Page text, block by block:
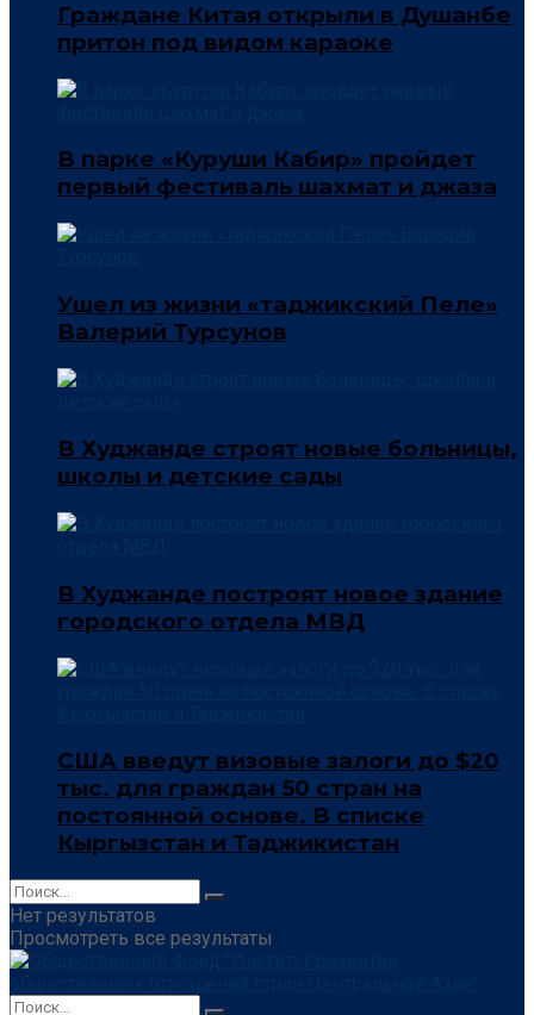
Граждане Китая открыли в Душанбе
притон под видом караоке
В парке «Куруши Кабир» пройдет
первый фестиваль шахмат и джаза
Ушел из жизни «таджикский Пеле»
Валерий Турсунов
В Худжанде строят новые больницы,
школы и детские сады
В Худжанде построят новое здание
городского отдела МВД
США введут визовые залоги до $20
тыс. для граждан 50 стран на
постоянной основе. В списке
Кыргызстан и Таджикистан
Нет результатов
Просмотреть все результаты